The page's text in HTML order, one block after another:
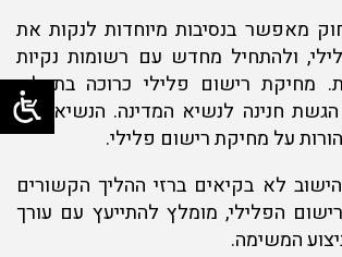
מאפשר בנסיבות מיוחדות לנקות את
ולהתחיל מחדש עם רשומות נקיות
מחיקת רישום פלילי כרוכה בתהליך
חנינה לנשיא המדינה. הנשיא הוא
על מחיקת רישום פלילי.
לא בקיאים ברזי ההליך הקשורים
הפלילי, מומלץ להתייעץ עם עורך
המשימה.